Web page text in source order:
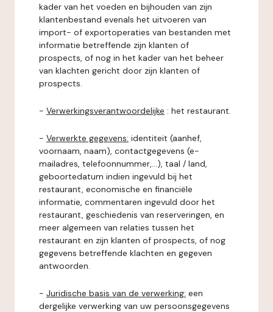
kader van het voeden en bijhouden van zijn
klantenbestand evenals het uitvoeren van
import- of exportoperaties van bestanden met
informatie betreffende zijn klanten of
prospects, of nog in het kader van het beheer
van klachten gericht door zijn klanten of
prospects.
- Verwerkingsverantwoordelijke : het restaurant.
- Verwerkte gegevens: identiteit (aanhef,
voornaam, naam), contactgegevens (e-
mailadres, telefoonnummer,...), taal / land,
geboortedatum indien ingevuld bij het
restaurant, economische en financiële
informatie, commentaren ingevuld door het
restaurant, geschiedenis van reserveringen, en
meer algemeen van relaties tussen het
restaurant en zijn klanten of prospects, of nog
gegevens betreffende klachten en gegeven
antwoorden.
- Juridische basis van de verwerking: een
dergelijke verwerking van uw persoonsgegevens